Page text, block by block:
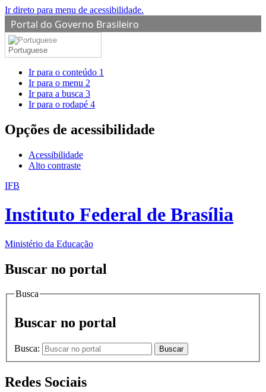
Ir direto para menu de acessibilidade.
Portal do Governo Brasileiro
Portuguese
Ir para o conteúdo 1
Ir para o menu 2
Ir para a busca 3
Ir para o rodapé 4
Opções de acessibilidade
Acessibilidade
Alto contraste
IFB
Instituto Federal de Brasília
Ministério da Educação
Buscar no portal
Busca
Buscar no portal
Busca: Buscar
Redes Sociais